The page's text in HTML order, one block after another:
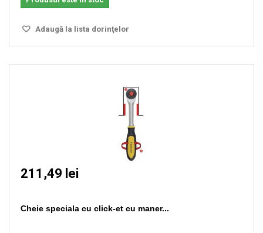
Adaugă la lista dorinţelor
211,49 lei
Cheie speciala cu click-et cu maner...